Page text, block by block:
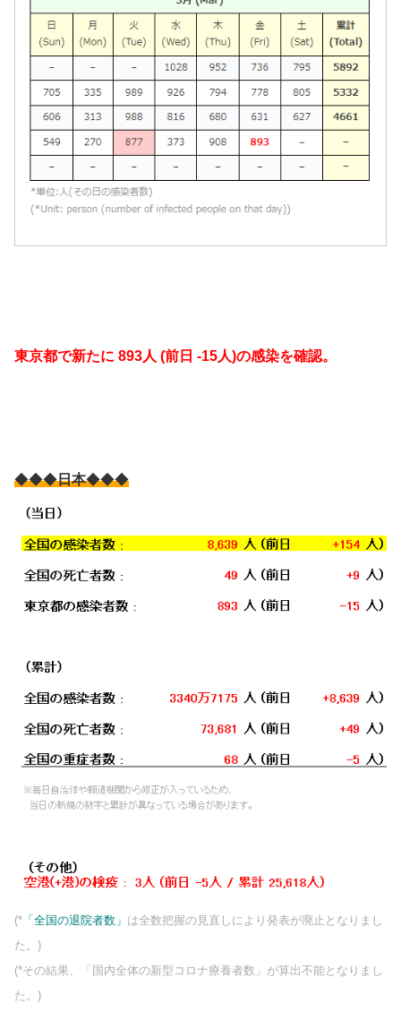
東京都で新たに 893人 (前日 -15人)の感染を確認。
◆◆◆日本◆◆◆
(* 「全国の退院者数」 は全数把握の見直しにより発表が廃止となりまし
た。)
(*その結果、「国内全体の新型コロナ療養者数」が算出不能となりまし
た。)